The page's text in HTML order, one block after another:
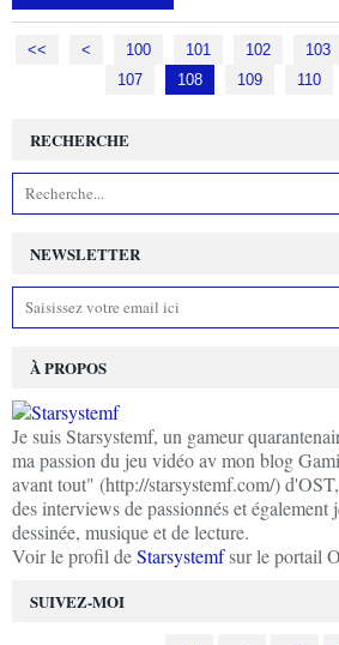
<< < 100 101 102 103
107
108 109 110
NEWSLETTER
SUIVEZ-MOI
RECHERCHE
À PROPOS
Je suis Starsystemf, un gameur
ma passion du jeu vidéo av mon blog
avant tout" (http://starsystemf.com/)
des interviews de passionnés et également
dessinée, musique et de lecture.
Voir le profil deStarsystemfsur le portail